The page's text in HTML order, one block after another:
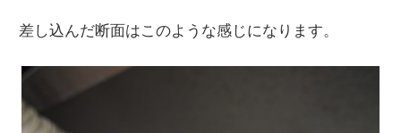
差し込んだ断面はこのような感じになります。